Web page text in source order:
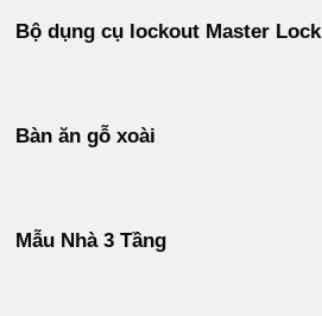
Bộ dụng cụ lockout Master Lock
Bàn ăn gỗ xoài
Mẫu Nhà 3 Tầng